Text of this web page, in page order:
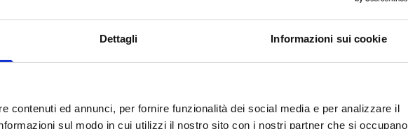
Dettagli Informazioni sui cookie
contenuti ed annunci, per fornire funzionalità dei social media e per analizzare il
sul modo in cui utilizzi il nostro sito con i nostri partner che si occupano